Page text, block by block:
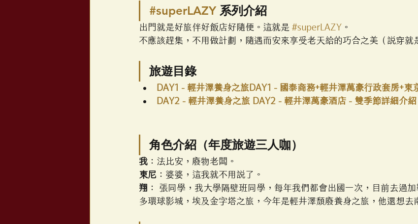
#superLAZY 系列介紹
出門就是好旅伴好飯店好隨便。這就是 #superLAZY 。
不應該趕集，不用做計劃，隨遇而安來享受老天給的巧合之美（說穿就
旅遊目錄
DAY1 - 輕井澤養身之旅DAY1 - 國泰商務+輕井澤萬豪行政套房+東
DAY2 - 輕井澤養身之旅 DAY2 - 輕井澤萬豪酒店 - 雙季節詳細介紹
角色介紹（年度旅遊三人咖）
我 ：法比安，廢物老闆。
東尼 ：婆婆，這我就不用說了。
翔 ： 張同學，我大學隔壁班同學，每年我們都會出國一次，目前去過
多環球影城，埃及金字塔之旅，今年是輕井澤頹廢養身之旅，他還想去